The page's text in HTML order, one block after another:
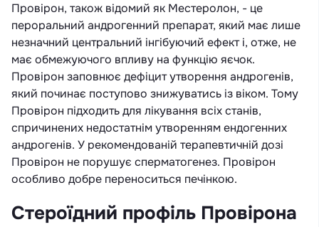
Провірон, також відомий як Местеролон, - це
пероральний андрогенний препарат, який має лише
незначний центральний інгібуючий ефект і, отже, не
має обмежуючого впливу на функцію яєчок.
Провірон заповнює дефіцит утворення андрогенів,
який починає поступово знижуватись із віком. Тому
Провірон підходить для лікування всіх станів,
спричинених недостатнім утворенням ендогенних
андрогенів. У рекомендованій терапевтичній дозі
Провірон не порушує сперматогенез. Провірон
особливо добре переноситься печінкою.
Стероїдний профіль Провірона